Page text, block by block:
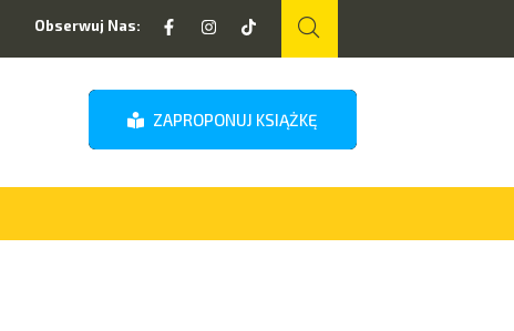
Obserwuj Nas:
ZAPROPONUJ KSIĄŻKĘ